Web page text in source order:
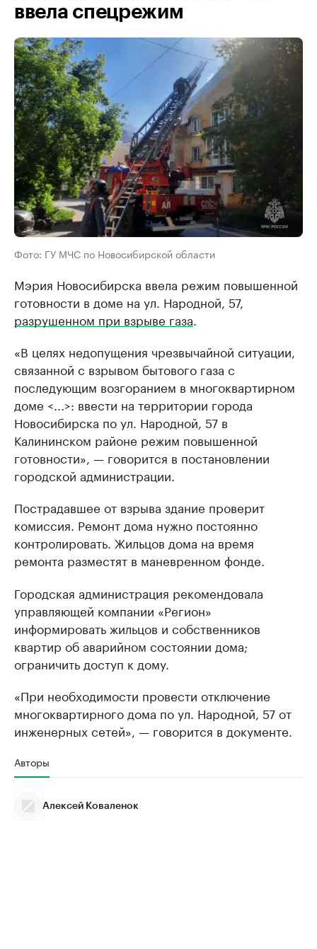
ввела спецрежим
Фото: ГУ МЧС по Новосибирской области
Мэрия Новосибирска ввела режим повышенной
готовности в доме на ул. Народной, 57,
разрушенном при взрыве газа
«В целях недопущения чрезвычайной ситуации,
связанной с взрывом бытового газа с
последующим возгоранием в многоквартирном
доме <...>: ввести на территории города
Новосибирска по ул. Народной, 57 в
Калининском районе режим повышенной
готовности», — говорится в постановлении
городской администрации.
Пострадавшее от взрыва здание проверит
комиссия. Ремонт дома нужно постоянно
контролировать. Жильцов дома на время
ремонта разместят в маневренном фонде.
Городская администрация рекомендовала
управляющей компании «Регион»
информировать жильцов и собственников
квартир об аварийном состоянии дома;
ограничить доступ к дому.
«При необходимости провести отключение
многоквартирного дома по ул. Народной, 57 от
инженерных сетей», — говорится в документе.
Авторы
Алексей Коваленок